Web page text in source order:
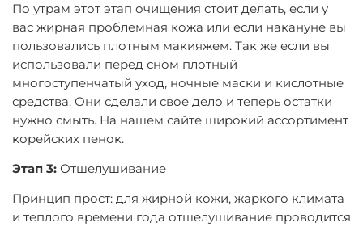
По утрам этот этап очищения стоит делать, если у
вас жирная проблемная кожа или если накануне вы
пользовались плотным макияжем. Так же если вы
использовали перед сном плотный
многоступенчатый уход, ночные маски и кислотные
средства. Они сделали свое дело и теперь остатки
нужно смыть. На нашем сайте широкий ассортимент
корейских пенок.
Этап 3: Отшелушивание
Принцип прост: для жирной кожи, жаркого климата
и теплого времени года отшелушивание проводится